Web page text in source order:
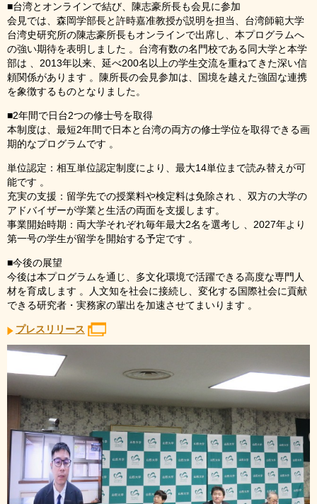
■台湾とオンラインで結び、陳志豪所長も会見に参加
会見では、森岡学部長と許時嘉准教授が説明を担当、台湾師範大学
台湾史研究所の陳志豪所長もオンラインで出席し、本プログラムへ
の強い期待を表明しました 。台湾有数の名門校である同大学と本学
部は 、2013年以来、延べ200名以上の学生交流を重ねてきた深い信
頼関係があります 。陳所長の会見参加は、国境を越えた強固な連携
を象徴するものとなりました。
■2年間で日台2つの修士号を取得
本制度は、最短2年間で日本と台湾の両方の修士学位を取得できる画
期的なプログラムです 。
単位認定：相互単位認定制度により、最大14単位まで読み替えが可
能です 。
充実の支援：留学先での授業料や検定料は免除され 、双方の大学の
アドバイザーが学業と生活の両面を支援します。
事業開始時期：両大学それぞれ毎年最大2名を選考し 、2027年より
第一号の学生が留学を開始する予定です 。
■今後の展望
今後は本プログラムを通じ、多文化環境で活躍できる高度な専門人
材を育成します 。人文知を社会に接続し、変化する国際社会に貢献
できる研究者・実務家の輩出を加速させてまいります 。
プレスリリース